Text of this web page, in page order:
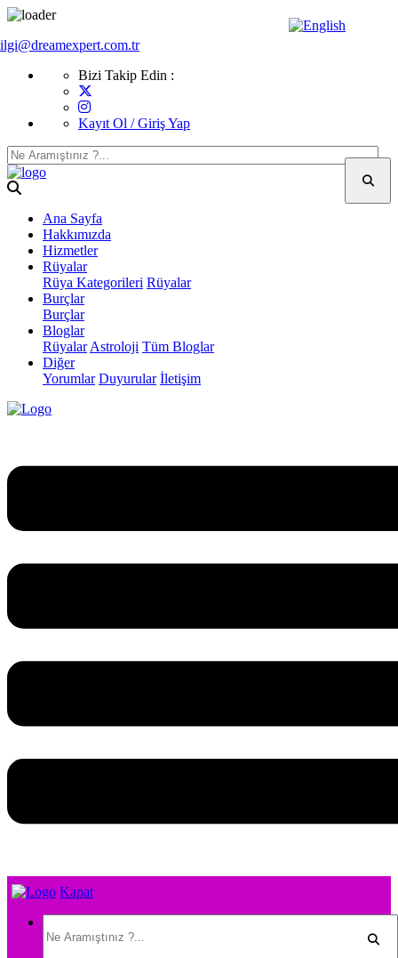
Bizi Takip Edin :
Kayıt Ol / Giriş Yap
Ana Sayfa
Hakkımızda
Hizmetler
Rüyalar
Rüya Kategorileri Rüyalar
Burçlar
Burçlar
Bloglar
Rüyalar Astroloji Tüm Bloglar
Diğer
Yorumlar Duyurular İletişim
Kapat